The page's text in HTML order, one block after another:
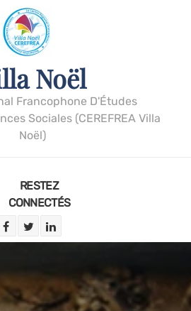
Noël
Francophone D'Études
Sociales (CEREFREA Villa
Noël)
RESTEZ
CONNECTÉS